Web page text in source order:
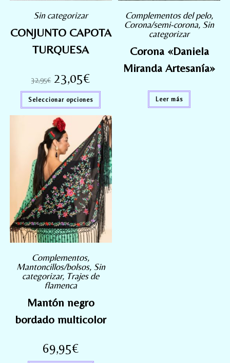
Sin categorizar
CONJUNTO CAPOTA
TURQUESA
32,95€ 23,05€
Seleccionar opciones
Complementos del pelo,
Corona/semi-corona, Sin
categorizar
Corona «Daniela
Miranda Artesanía»
Leer más
Complementos,
Mantoncillos/bolsos, Sin
categorizar, Trajes de
flamenca
Mantón negro
bordado multicolor
69,95€